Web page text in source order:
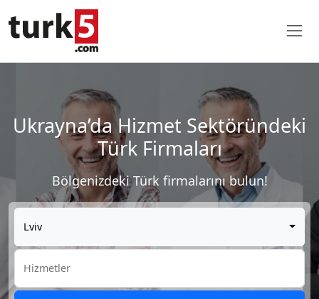
Ukrayna’da Hizmet Sektöründeki
Türk Firmaları
Bölgenizdeki Türk firmalarını bulun!
Lviv